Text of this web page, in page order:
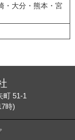
・大分・熊本・宮
町 51-1
時)